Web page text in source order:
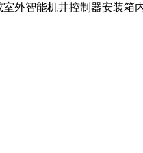
外智能机井控制器安装箱